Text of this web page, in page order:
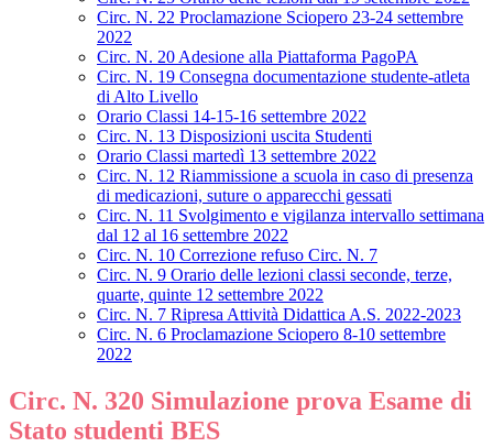
Circ. N. 22 Proclamazione Sciopero 23-24 settembre
2022
Circ. N. 20 Adesione alla Piattaforma PagoPA
Circ. N. 19 Consegna documentazione studente-atleta
di Alto Livello
Orario Classi 14-15-16 settembre 2022
Circ. N. 13 Disposizioni uscita Studenti
Orario Classi martedì 13 settembre 2022
Circ. N. 12 Riammissione a scuola in caso di presenza
di medicazioni, suture o apparecchi gessati
Circ. N. 11 Svolgimento e vigilanza intervallo settimana
dal 12 al 16 settembre 2022
Circ. N. 10 Correzione refuso Circ. N. 7
Circ. N. 9 Orario delle lezioni classi seconde, terze,
quarte, quinte 12 settembre 2022
Circ. N. 7 Ripresa Attività Didattica A.S. 2022-2023
Circ. N. 6 Proclamazione Sciopero 8-10 settembre
2022
Circ. N. 320 Simulazione prova Esame di
Stato studenti BES